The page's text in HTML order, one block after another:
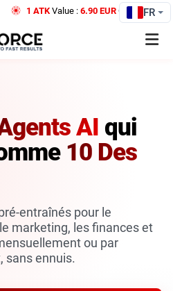
1 ATKValue : 6.90 EUR Credit FR
AI qui
10 Des
entraînés pour le
marketing, les finances et
ou par
sans ennuis.